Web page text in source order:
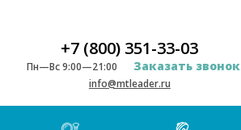
+7 (800) 351-33-03
Пн—Вс 9:00—21:00 Заказать звонок
info@mtleader.ru